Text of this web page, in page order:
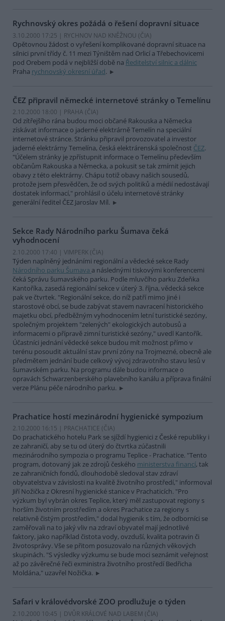
Rychnovský okres požádá o řešení dopravní situace
3.10.2000 17:25 | RYCHNOV NAD KNĚŽNOU (ČIA)
Opětovnou žádost o vyřešení komplikované dopravní situace na
silnici první třídy č. 11 mezi Týništěm nad Orlicí a Třebechovicemi
pod Orebem podá v nejbližší době na Ředitelství silnic a dálnic
Praha rychnovský okresní úřad.
ČEZ připravil německé internetové stránky o Temelínu
2.10.2000 18:00 | PRAHA (ČIA)
Od zítřejšího rána budou moci občané Rakouska a Německa
získávat informace o jaderné elektrárně Temelín na speciální
internetové stránce. Stránku připravil provozovatel a investor
jaderné elektrárny Temelína, česká elektrárenská společnost ČEZ.
"Účelem stránky je zpřístupnit informace o Temelínu především
občanům Rakouska a Německa, a pokusit se tak zmírnit jejich
obavy z této elektrárny. Chápu totiž obavy našich sousedů,
protože jsem přesvědčen, že od svých politiků a médií nedostávají
dostatek informací," prohlásil o účelu internetové stránky
generální ředitel ČEZ Jaroslav Míl.
Sekce Rady Národního parku Šumava čeká
vyhodnocení
2.10.2000 17:40 | VIMPERK (ČIA)
Týden naplněný jednáními regionální a vědecké sekce Rady
Národního parku Šumava a následnými tiskovými konferencemi
čeká Správu šumavského parku. Podle mluvčího parku Zdeňka
Kantoříka, zasedá regionální sekce v úterý 3. října, vědecká sekce
pak ve čtvrtek. "Regionální sekce, do níž patří mimo jiné i
starostové obcí, se bude zabývat stavem navracení historického
majetku obcí, předběžným vyhodnocením letní turistické sezóny,
společným projektem "zelených" ekologických autobusů a
informacemi o přípravě zimní turistické sezóny," uvedl Kantořík.
Účastníci jednání vědecké sekce budou mít možnost přímo v
terénu posoudit aktuální stav první zóny na Trojmezné, obecně ale
předmětem jednání bude celkový vývoj zdravotního stavu lesů v
šumavském parku. Na programu dále budou informace o
opravách Schwarzenberského plavebního kanálu a příprava finální
verze Plánu péče národního parku.
Prachatice hostí mezinárodní hygienické sympozium
2.10.2000 16:15 | PRACHATICE (ČIA)
Do prachatického hotelu Park se sjíždí hygienici z České republiky i
ze zahraničí, aby se tu od úterý do čtvrtka zúčastnili
mezinárodního sympozia o programu Teplice - Prachatice. "Tento
program, dotovaný jak ze zdrojů českého ministerstva financí, tak
ze zahraničních fondů, dlouhodobě sledoval stav zdraví
obyvatelstva v závislosti na kvalitě životního prostředí," informoval
Jiří Nožička z Okresní hygienické stanice v Prachaticích. "Pro
výzkum byl vybrán okres Teplice, který měl zastupovat regiony s
horším životním prostředím a okres Prachatice za regiony s
relativně čistým prostředím," dodal hygienik s tím, že odborníci se
zaměřovali na to jaký vliv na zdraví obyvatel mají jednotlivé
faktory, jako například čistota vody, ovzduší, kvalita potravin či
životosprávy. Vše se přitom posuzovalo na různých věkových
skupinách. "S výsledky výzkumu se bude moci seznámit veřejnost
až po závěrečné řeči exministra životního prostředí Bedřicha
Moldána," uzavřel Nožička.
Safari v královédvorské ZOO prodlužuje o týden
2.10.2000 10:45 | DVŮR KRÁLOVÉ NAD LABEM (ČIA)